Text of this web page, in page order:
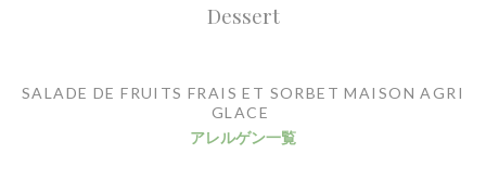
Dessert
SALADE DE FRUITS FRAIS ET SORBET MAISON AGRI
GLACE
アレルゲン一覧